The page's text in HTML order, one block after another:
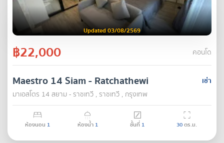
Updated 03/08/2569
฿22,000 คอนโด
เช่า
Maestro 14 Siam - Ratchathewi
มาเอสโตร 14 สยาม - ราชเทวี , ราชเทวี , กรุงเทพ
ห้องนอน 1 ห้องน้ำ 1 ชั้นที่ 1 30ตร.ม.